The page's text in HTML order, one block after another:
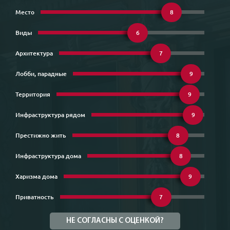
Место 8
Виды 6
Архитектура 7
Лобби, парадные 9
Территория 9
Инфраструктура рядом 9
Престижно жить 8
Инфраструктура дома 8
Харизма дома 9
Приватность 7
НЕ СОГЛАСНЫ С ОЦЕНКОЙ?